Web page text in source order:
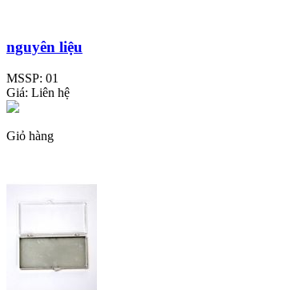
nguyên liệu
MSSP: 01
Giá: Liên hệ
Giỏ hàng